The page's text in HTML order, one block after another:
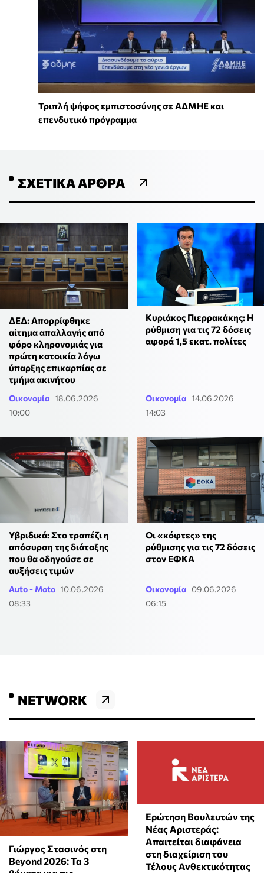
Τριπλή ψήφος εμπιστοσύνης σε ΑΔΜΗΕ και
επενδυτικό πρόγραμμα
ΣΧΕΤΙΚΆ ΆΡΘΡΑ
ΔΕΔ: Απορρίφθηκε
αίτημα απαλλαγής από
φόρο κληρονομιάς για
πρώτη κατοικία λόγω
ύπαρξης επικαρπίας σε
τμήμα ακινήτου
Οικονομία 18.06.2026
10:00
Κυριάκος Πιερρακάκης: Η
ρύθμιση για τις 72 δόσεις
αφορά 1,5 εκατ. πολίτες
Οικονομία 14.06.2026
14:03
Υβριδικά: Στο τραπέζι η
απόσυρση της διάταξης
που θα οδηγούσε σε
αυξήσεις τιμών
Auto - Moto 10.06.2026
08:33
Οι «κόφτες» της
ρύθμισης για τις 72 δόσεις
στον ΕΦΚΑ
Οικονομία 09.06.2026
06:15
NETWORK
Γιώργος Στασινός στη
Beyond 2026: Τα 3
Ερώτηση Βουλευτών της
Νέας Αριστεράς:
Απαιτείται διαφάνεια
στη διαχείριση του
Τέλους Ανθεκτικότητας